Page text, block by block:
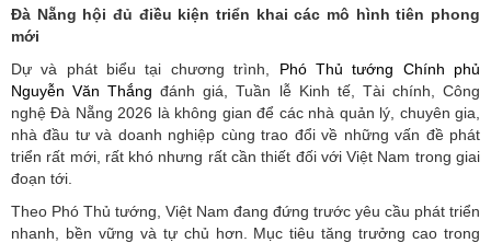
Đà Nẵng hội đủ điều kiện triển khai các mô hình tiên phong
mới
Dự và phát biểu tại chương trình, Phó Thủ tướng Chính phủ
Nguyễn Văn Thắng đánh giá, Tuần lễ Kinh tế, Tài chính, Công
nghệ Đà Nẵng 2026 là không gian để các nhà quản lý, chuyên gia,
nhà đầu tư và doanh nghiệp cùng trao đổi về những vấn đề phát
triển rất mới, rất khó nhưng rất cần thiết đối với Việt Nam trong giai
đoạn tới.
Theo Phó Thủ tướng, Việt Nam đang đứng trước yêu cầu phát triển
nhanh, bền vững và tự chủ hơn. Mục tiêu tăng trưởng cao trong